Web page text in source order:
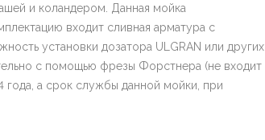
и коландером. Данная мойка
входит сливная арматура с
установки дозатора ULGRAN или других
с помощью фрезы Форстнера (не входит
года, а срок службы данной мойки, при